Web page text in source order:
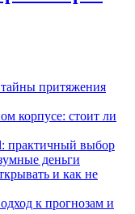
притяжения
корпусе: стоит ли
практичный выбор
деньги
и как не
к прогнозам и